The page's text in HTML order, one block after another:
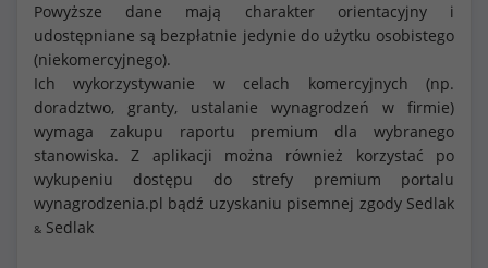
Powyższe dane mają charakter orientacyjny i
udostępniane są bezpłatnie jedynie do użytku osobistego
(niekomercyjnego).
Ich wykorzystywanie w celach komercyjnych (np.
doradztwo, granty, ustalanie wynagrodzeń w firmie)
wymaga zakupu raportu premium dla wybranego
stanowiska. Z aplikacji można również korzystać po
wykupeniu dostępu do strefy premium portalu
wynagrodzenia.pl bądź uzyskaniu pisemnej zgody Sedlak
& Sedlak